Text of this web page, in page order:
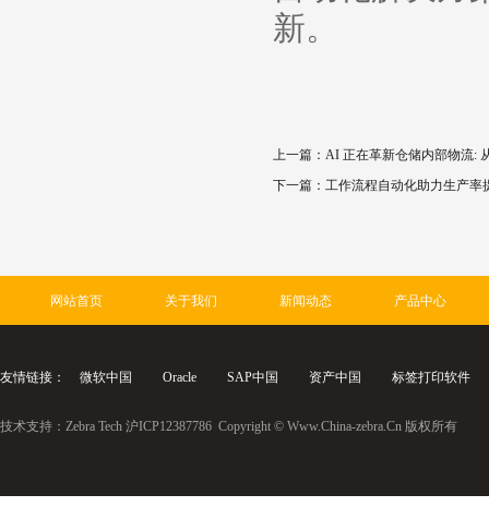
新。
上一篇：AI 正在革新仓储内部物流:
下一篇：工作流程自动化助力生产率
网站首页 关于我们 新闻动态 产品中心
友情链接： 微软中国 Oracle SAP中国 资产中国 标签打印软件
技术支持： Zebra Tech 沪ICP12387786 Copyright © Www.China-zebra.Cn 版权所有